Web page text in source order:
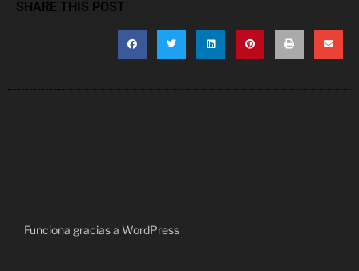
SHARE THIS POST
Funciona gracias a WordPress